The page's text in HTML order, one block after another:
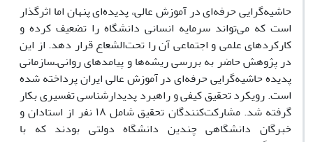
حاشیه‌گرایی حرفه‌ای در آموزش عالی، پدیده‌ای پنهان اما اثرگذار
است که می‌تواند سرمایه انسانی دانشگاه را تضعیف کرده و
کارکردهای علمی و اجتماعی آن را تحت‌الشعاع قرار دهد. از این
در پژوهش حاضر به بررسی ریشه‌ها و پیامدهای روانی‌ـ‌سازمانی
پدیده حاشیه‌گرایی حرفه‌ای در آموزش عالی ایران پرداخته شده
است. رویکرد تحقیق کیفی و راهبرد پدیدارشناسی تفسیری بکار
گرفته شد. مشارکت‌کنندگان تحقیق شامل ۱۸ نفر از استادان و
خبرگان دانشگاهی چندین دانشگاه دولتی بودند که با